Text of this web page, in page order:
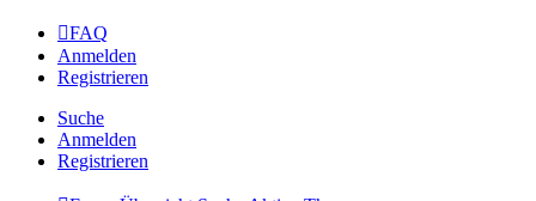
FAQ
Anmelden
Registrieren
Suche
Anmelden
Registrieren